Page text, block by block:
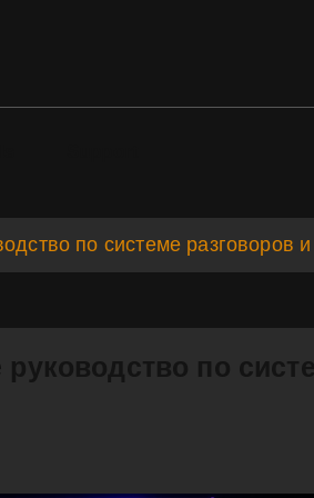
по системе разговоров
по